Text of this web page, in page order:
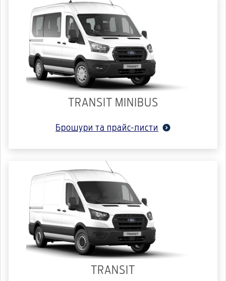
TRANSIT MINIBUS
Брошури та прайс-листи
TRANSIT